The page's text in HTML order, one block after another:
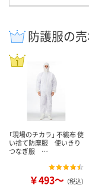
防護服の
「現場のチカラ」 不織布 使
い捨て防塵服 使いきり
つなぎ服 …
￥493～ （税込）